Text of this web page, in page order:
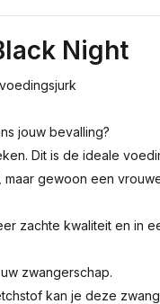
Night
jouw bevalling?
Dit is de ideale
maar gewoon een
zachte kwaliteit en in
zwangerschap.
kan je deze